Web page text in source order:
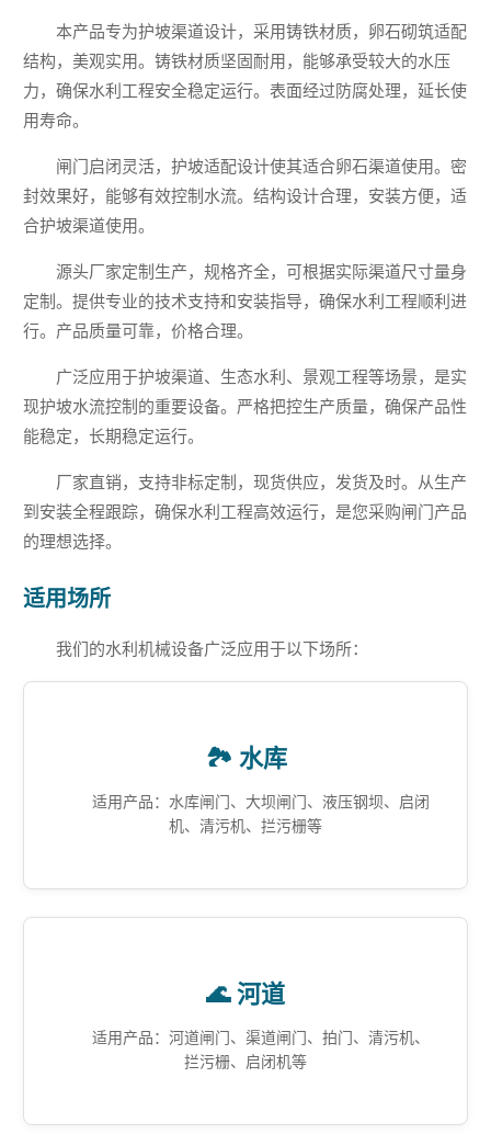
本产品专为护坡渠道设计，采用铸铁材质，卵石砌筑适配
结构，美观实用。铸铁材质坚固耐用，能够承受较大的水压
力，确保水利工程安全稳定运行。表面经过防腐处理，延长使
用寿命。
闸门启闭灵活，护坡适配设计使其适合卵石渠道使用。密
封效果好，能够有效控制水流。结构设计合理，安装方便，适
合护坡渠道使用。
源头厂家定制生产，规格齐全，可根据实际渠道尺寸量身
定制。提供专业的技术支持和安装指导，确保水利工程顺利进
行。产品质量可靠，价格合理。
广泛应用于护坡渠道、生态水利、景观工程等场景，是实
现护坡水流控制的重要设备。严格把控生产质量，确保产品性
能稳定，长期稳定运行。
厂家直销，支持非标定制，现货供应，发货及时。从生产
到安装全程跟踪，确保水利工程高效运行，是您采购闸门产品
的理想选择。
适用场所
我们的水利机械设备广泛应用于以下场所：
🏞️ 水库
适用产品：水库闸门、大坝闸门、液压钢坝、启闭
机、清污机、拦污栅等
🌊 河道
适用产品：河道闸门、渠道闸门、拍门、清污机、
拦污栅、启闭机等